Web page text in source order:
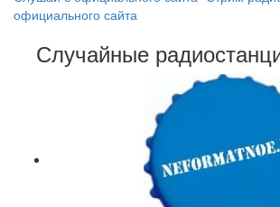
официального сайта
Случайные